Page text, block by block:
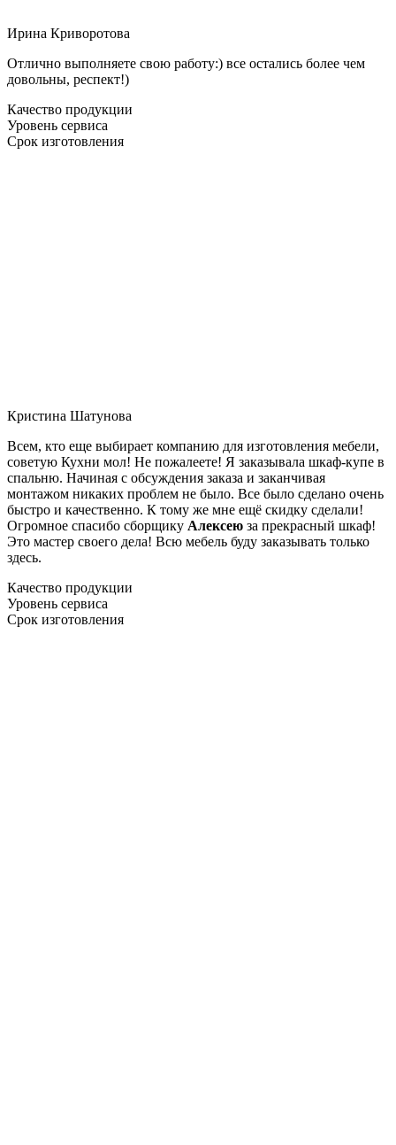
Ирина Криворотова
Отлично выполняете свою работу:) все остались более чем
довольны, респект!)
Качество продукции
Уровень сервиса
Срок изготовления
Кристина Шатунова
Всем, кто еще выбирает компанию для изготовления мебели,
советую Кухни мол! Не пожалеете! Я заказывала шкаф-купе в
спальню. Начиная с обсуждения заказа и заканчивая
монтажом никаких проблем не было. Все было сделано очень
быстро и качественно. К тому же мне ещё скидку сделали!
Огромное спасибо сборщику Алексею за прекрасный шкаф!
Это мастер своего дела! Всю мебель буду заказывать только
здесь.
Качество продукции
Уровень сервиса
Срок изготовления